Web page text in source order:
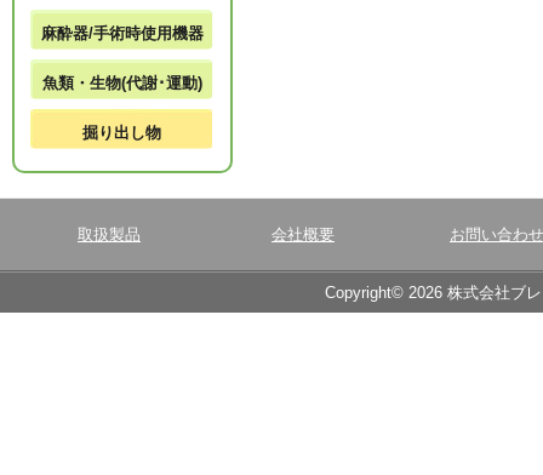
麻酔器/手術時使用機器
魚類・生物(代謝･運動)
掘り出し物
取扱製品 会社概要 お問い合わせ
Copyright© 2026 株式会社ブ